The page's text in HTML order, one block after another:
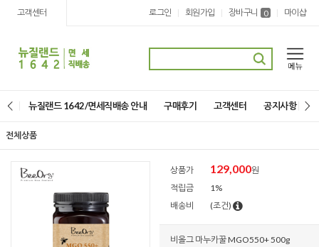
고객센터 로그인 | 회원가입 | 장바구니 0 | 마이샵
뉴질랜드 1642/면세직배송 안내 구매후기 고객센터 공지사항
전체상품
상품가 129,000원
적립금
1%
배송비
(조건)
비올그 마누카꿀 MGO550+ 500g